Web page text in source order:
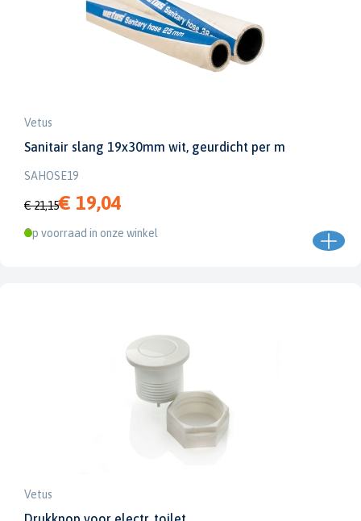
Vetus
Sanitair slang 19x30mm wit, geurdicht per m
SAHOSE19
€ 21,15€ 19,04
Op voorraad in onze winkel
Vetus